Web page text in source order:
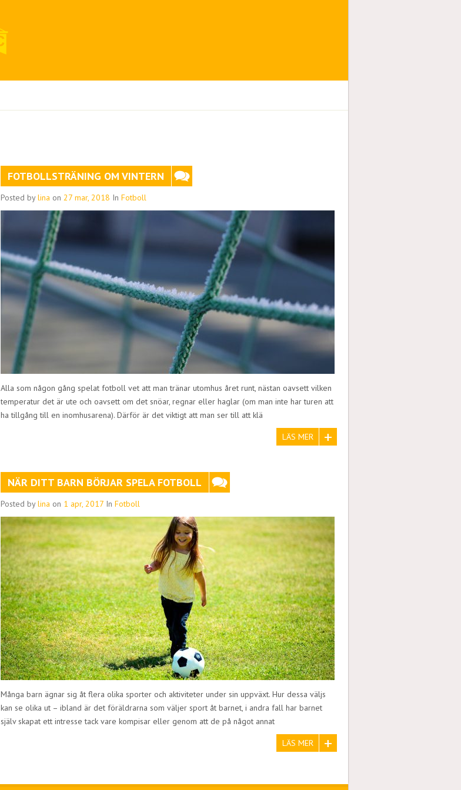
FOTBOLLSTRÄNING OM VINTERN
Posted bylina on 27 mar, 2018 In Fotboll
Alla som någon gång spelat fotboll vet att man tränar utomhus året runt, nästan oavsett vilken
temperatur det är ute och oavsett om det snöar, regnar eller haglar (om man inte har turen att
ha tillgång till en inomhusarena). Därför är det viktigt att man ser till att klä
LÄS MER
NÄR DITT BARN BÖRJAR SPELA FOTBOLL
Posted bylina on 1 apr, 2017 In Fotboll
Många barn ägnar sig åt flera olika sporter och aktiviteter under sin uppväxt. Hur dessa väljs
kan se olika ut – ibland är det föräldrarna som väljer sport åt barnet, i andra fall har barnet
själv skapat ett intresse tack vare kompisar eller genom att de på något annat
LÄS MER